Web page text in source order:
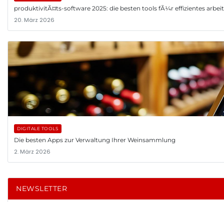
produktivitÃ¤ts-software 2025: die besten tools fÃ¼r effizientes
20. März 2026
DIGITALE TOOLS
Die besten Apps zur Verwaltung Ihrer Weinsammlung
2. März 2026
NEWSLETTER